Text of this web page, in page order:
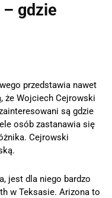
gdzie
przedstawia nawet
że Wojciech Cejrowski
są gdzie
osób zastanawia się
Cejrowski
jest dla niego bardzo
w Teksasie. Arizona to